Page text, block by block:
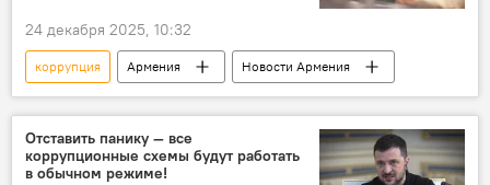
24 декабря 2025, 10:32
коррупция Армения Новости Армения
Отставить панику — все
коррупционные схемы будут работать
в обычном режиме!